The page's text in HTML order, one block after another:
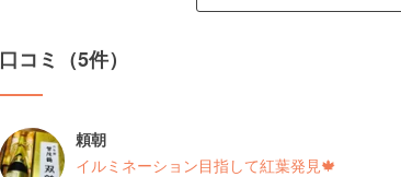
口コミ（5件）
頼朝
イルミネーション目指して紅葉発見🍁